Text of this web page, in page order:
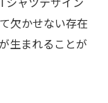
欠かせない存在
生まれることが